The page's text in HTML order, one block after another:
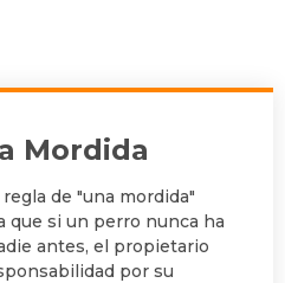
Mordida
de "una mordida"
que si un perro nunca ha
antes, el propietario
por su